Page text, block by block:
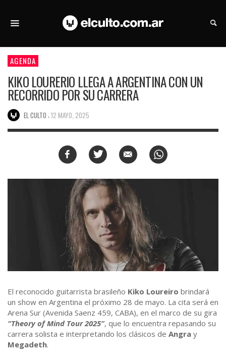
AGENDA
KIKO LOURERIO LLEGA A ARGENTINA CON UN
RECORRIDO POR SU CARRERA
EL CULTO 12 MAYO, 2025
El reconocido guitarrista brasileño Kiko Loureiro brindará
un show en Argentina el próximo 28 de mayo. La cita será en
Arena Sur (Avenida Saenz 459, CABA), en el marco de su gira
“Theory of Mind Tour 2025”, que lo encuentra repasando su
carrera solista e interpretando los clásicos de Angra y
Megadeth.